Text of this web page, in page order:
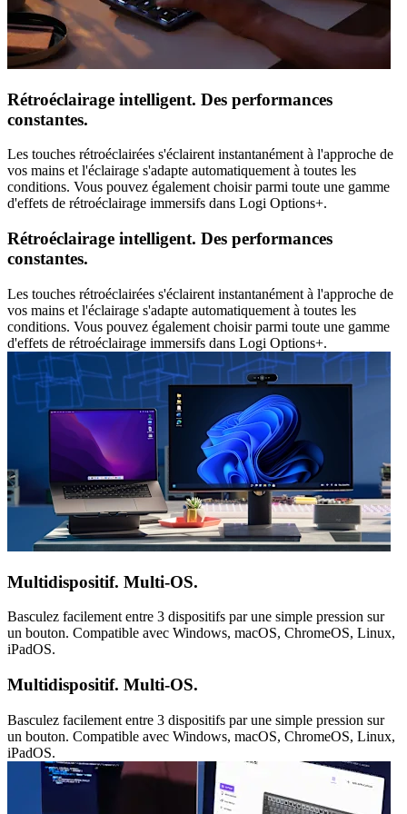
Rétroéclairage intelligent. Des performances
constantes.
Les touches rétroéclairées s'éclairent instantanément à l'approche de
vos mains et l'éclairage s'adapte automatiquement à toutes les
conditions. Vous pouvez également choisir parmi toute une gamme
d'effets de rétroéclairage immersifs dans Logi Options+.
Rétroéclairage intelligent. Des performances
constantes.
Les touches rétroéclairées s'éclairent instantanément à l'approche de
vos mains et l'éclairage s'adapte automatiquement à toutes les
conditions. Vous pouvez également choisir parmi toute une gamme
d'effets de rétroéclairage immersifs dans Logi Options+.
Multidispositif. Multi-OS.
Basculez facilement entre 3 dispositifs par une simple pression sur
un bouton. Compatible avec Windows, macOS, ChromeOS, Linux,
iPadOS.
Multidispositif. Multi-OS.
Basculez facilement entre 3 dispositifs par une simple pression sur
un bouton. Compatible avec Windows, macOS, ChromeOS, Linux,
iPadOS.